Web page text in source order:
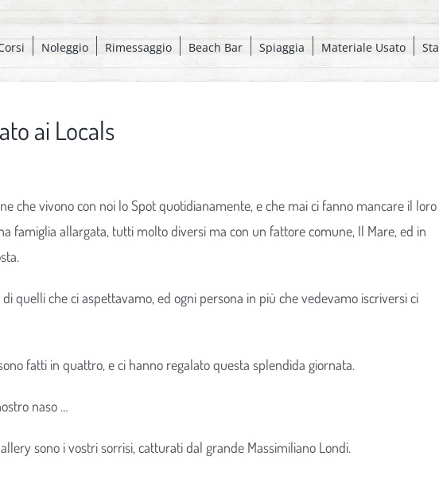
Noleggio Rimessaggio Beach Bar Spiaggia Materiale Usato
ai Locals
che vivono con noi lo Spot quotidianamente, e che mai ci fanno mancare il loro
famiglia allargata, tutti molto diversi ma con un fattore comune, Il Mare, ed in
quelli che ci aspettavamo, ed ogni persona in più che vedevamo iscriversi ci
fatti in quattro, e ci hanno regalato questa splendida giornata.
naso …
sono i vostri sorrisi, catturati dal grande Massimiliano Londi.